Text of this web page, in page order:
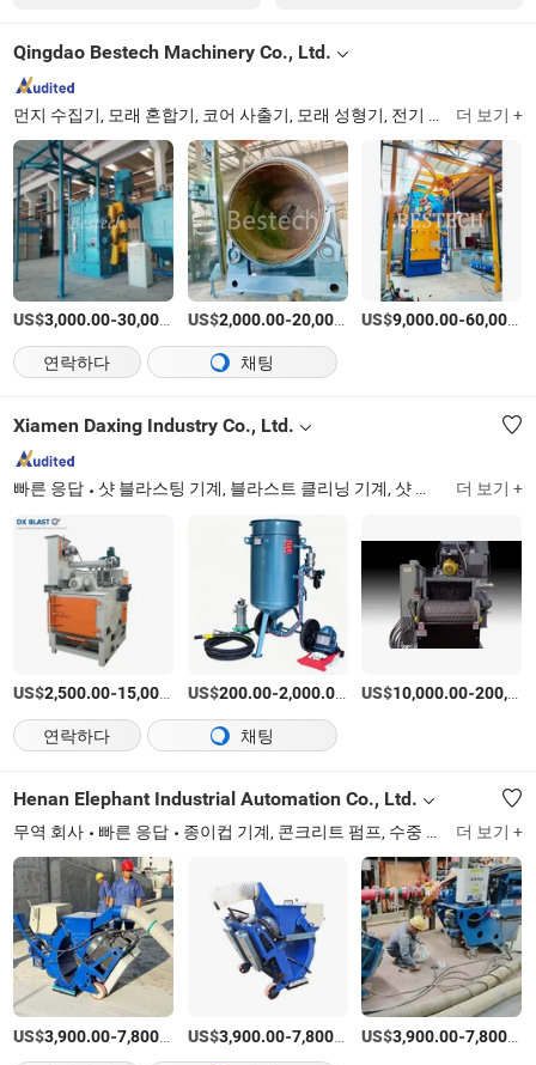
Qingdao Bestech Machinery Co., Ltd.
먼지 수집기, 모래 혼합기, 코어 사출기, 모래 성형기, 전기 용광로, 도로 표면 샷 블라스팅 기계, 모래 가공 장비, 샷 블라스팅 기계, 주조 생산 라인, 모래 블라스팅 기계 더 보기 +
US$3,000.00-30,000.00 /세트
US$2,000.00-20,000.00 /상품
US$9,000.00-60,000.00
연락하다 채팅
Xiamen Daxing Industry Co., Ltd.
빠른 응답 샷 블라스팅 기계, 블라스트 클리닝 기계, 샷 피닝 기계, 금속 연마재, 주조 예비 부품, 샌드 블라스팅 장비, 블라스팅 터빈, 집진기 더 보기 +
US$2,500.00-15,000.00 /상품
US$200.00-2,000.00 /상품
US$10,000.00-200,000.00
연락하다 채팅
Henan Elephant Industrial Automation Co., Ltd.
무역 회사 빠른 응답 종이컵 기계, 콘크리트 펌프, 수중 굴착 장비, 역순환 굴착, 유리 진공 리프터, 자가 적재 콘크리트 믹서, 이동식 분쇄기, 커브 포장 기계 더 보기 +
US$3,900.00-7,800.00 /세트
US$3,900.00-7,800.00 /세트
US$3,900.00-7,800.00